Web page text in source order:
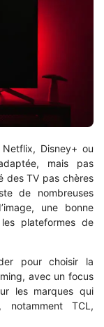
Disney+ ou
mais pas
des TV pas chères
de nombreuses
une bonne
plateformes de
pour choisir la
avec un focus
les marques qui
TCL,